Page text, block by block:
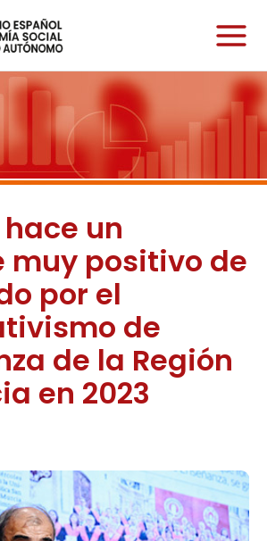
un
muy positivo de
por el
de
de la Región
en 2023